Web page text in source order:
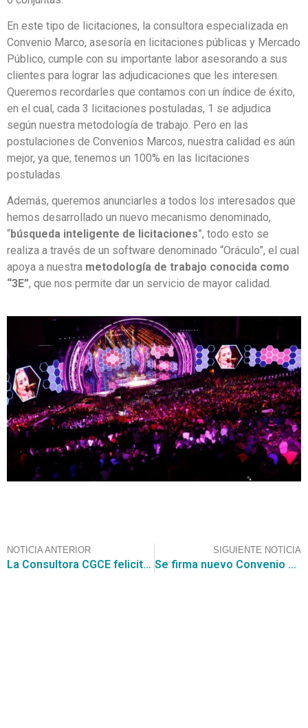
En este tipo de licitaciones, la consultora especializada en
Convenio Marco, asesoría en licitaciones públicas y Mercado
Público, cumple con su importante labor asesorando a sus
clientes para lograr las adjudicaciones que les interesen.
Queremos recordarles que contamos con un índice de éxito,
en el cual, cada 3 licitaciones postuladas, 1 se adjudica
según nuestra metodología de trabajo. Pero en las
postulaciones de Convenios Marcos, nuestra calidad es aún
mejor, ya que, tenemos un 100% en las licitaciones
postuladas.
Además, queremos anunciarles a todos los interesados que
hemos desarrollado un nuevo mecanismo denominado,
“búsqueda inteligente de licitaciones”, todo esto se
realiza a través de un software denominado “Oráculo”, el cual
apoya a nuestra metodología de trabajo conocida como
“3E”, que nos permite dar un servicio de mayor calidad.
NOTICIA ANTERIOR
La Consultora CGCE felicita a sus clientes que se adjudicaron el Convenio Marco para la Adquisición de Vehículos y Maquinarias
SIGUIENTE NOTICIA
Se firma nuevo Convenio de Colaboración de Prácticas Profesionales con la Fundación Educacional Comeduc